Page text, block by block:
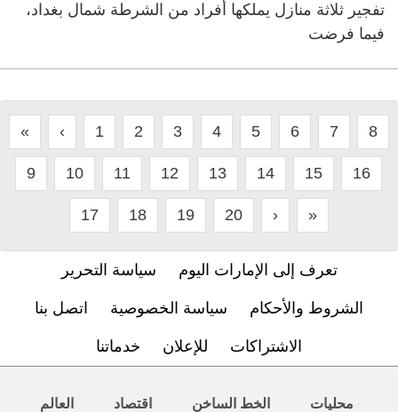
تفجير ثلاثة منازل يملكها أفراد من الشرطة شمال بغداد،
فيما فرضت
« ‹ 1 2 3 4 5 6 7 8
9 10 11 12 13 14 15 16
17 18 19 20 › »
تعرف إلى الإمارات اليوم سياسة التحرير
الشروط والأحكام سياسة الخصوصية اتصل بنا
الاشتراكات للإعلان خدماتنا
محليات الخط الساخن اقتصاد العالم